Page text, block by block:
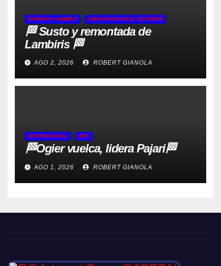
MAURICIO LAMBIRIS URUGUAYOS EN EL EXTERIOR
🏁 Susto y remontada de
Lambiris 🏁
AGO 2, 2026 ROBERT GIANOLA
INTERNACIONAL WRC
🏁Ogier vuelca, lidera Pajari🏁
AGO 1, 2026 ROBERT GIANOLA